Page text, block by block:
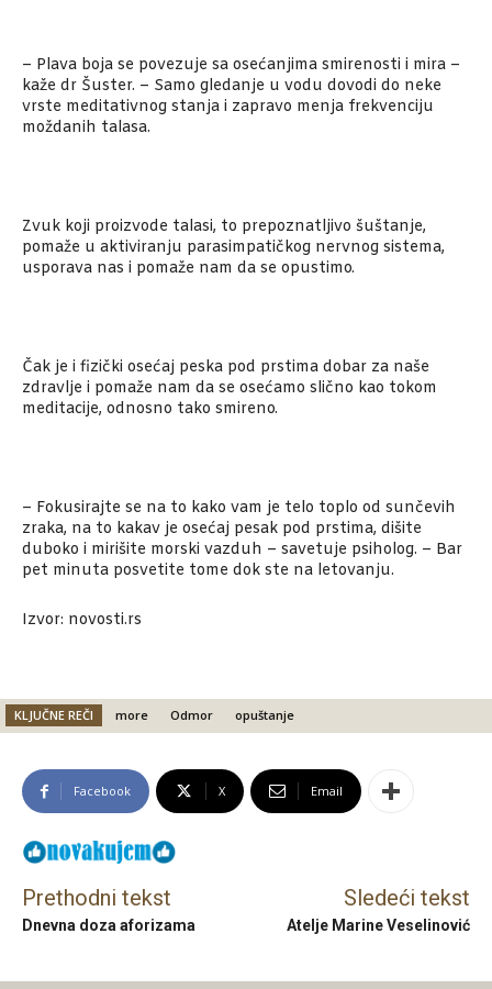
– Plava boja se povezuje sa osećanjima smirenosti i mira –
kaže dr Šuster. – Samo gledanje u vodu dovodi do neke
vrste meditativnog stanja i zapravo menja frekvenciju
moždanih talasa.
Zvuk koji proizvode talasi, to prepoznatljivo šuštanje,
pomaže u aktiviranju parasimpatičkog nervnog sistema,
usporava nas i pomaže nam da se opustimo.
Čak je i fizički osećaj peska pod prstima dobar za naše
zdravlje i pomaže nam da se osećamo slično kao tokom
meditacije, odnosno tako smireno.
– Fokusirajte se na to kako vam je telo toplo od sunčevih
zraka, na to kakav je osećaj pesak pod prstima, dišite
duboko i mirišite morski vazduh – savetuje psiholog. – Bar
pet minuta posvetite tome dok ste na letovanju.
Izvor: novosti.rs
KLJUČNE REČI more Odmor opuštanje
Facebook X Email
Prethodni tekst
Dnevna doza aforizama
Sledeći tekst
Atelje Marine Veselinović